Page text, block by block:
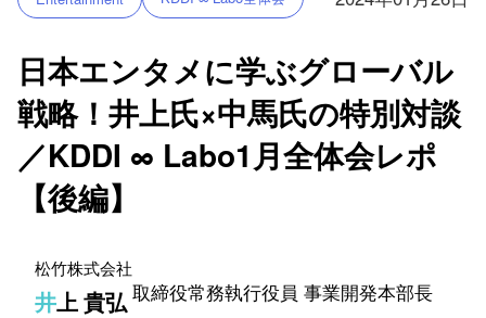
日本エンタメに学ぶグローバル
戦略！井上氏×中馬氏の特別対談
／KDDI ∞ Labo1月全体会レポ
【後編】
松竹株式会社​
井上 貴弘 取締役常務執行役員 事業開発本部長